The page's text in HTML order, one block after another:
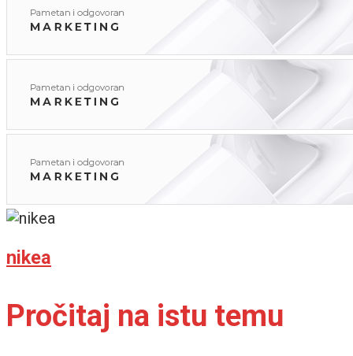
nikea
Pročitaj na istu temu